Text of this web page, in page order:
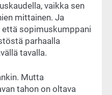
vaikka sen
mittainen. Ja
sopimuskumppani
parhaalla
tavalla.
Mutta
tahon on oltava